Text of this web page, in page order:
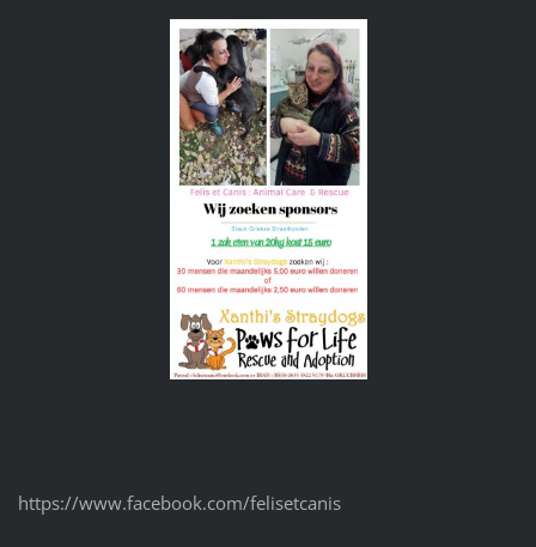
https://www.facebook.com/felisetcanis